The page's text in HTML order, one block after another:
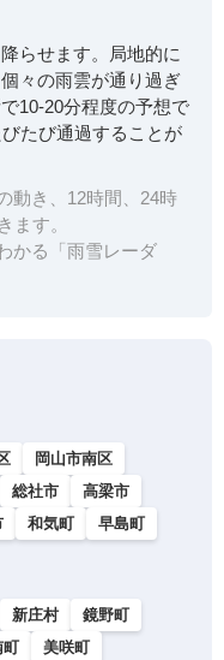
らせます。局地的に
々の雨雲が通り過ぎ
10-20分程度の予想で
たび通過することが
動き、12時間、24時
ます。
かる「雨雪レーダ
岡山市南区
総社市
高梁市
和気町
早島町
新庄村
鏡野町
町 美咲町